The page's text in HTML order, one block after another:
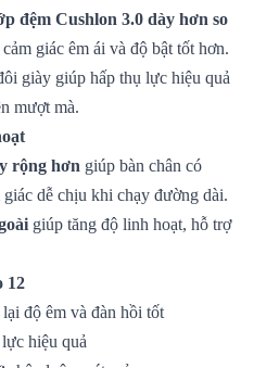
đệm Cushlon 3.0 dày hơn so
giác êm ái và độ bật tốt hơn.
giày giúp hấp thụ lực hiệu quả
mượt mà.
rộng hơn giúp bàn chân có
dễ chịu khi chạy đường dài.
giúp tăng độ linh hoạt, hỗ trợ
12
lại độ êm và đàn hồi tốt
hiệu quả